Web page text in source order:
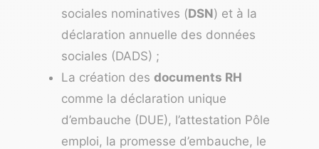
sociales nominatives (DSN) et à la
déclaration annuelle des données
sociales (DADS) ;
La création des documents RH
comme la déclaration unique
d’embauche (DUE), l’attestation Pôle
emploi, la promesse d’embauche, le